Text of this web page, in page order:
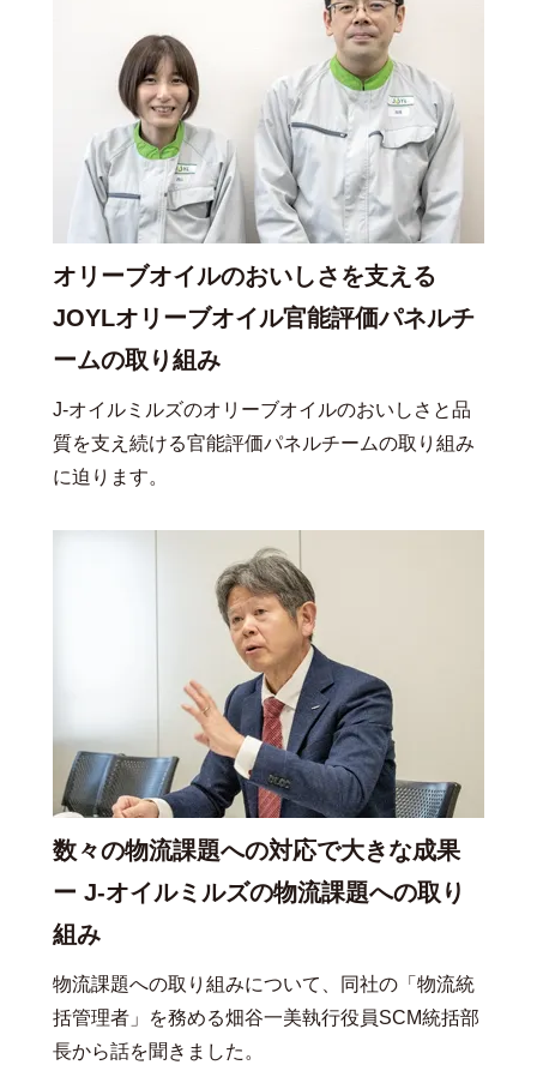
オリーブオイルのおいしさを支える
JOYLオリーブオイル官能評価パネルチ
ームの取り組み
J-オイルミルズのオリーブオイルのおいしさと品
質を支え続ける官能評価パネルチームの取り組み
に迫ります。
数々の物流課題への対応で大きな成果
ー J-オイルミルズの物流課題への取り
組み
物流課題への取り組みについて、同社の「物流統
括管理者」を務める畑谷一美執行役員SCM統括部
長から話を聞きました。